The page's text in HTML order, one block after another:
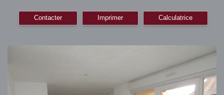
Contacter Imprimer Calculatrice